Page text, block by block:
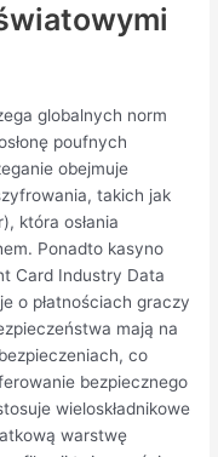
globalnych norm
poufnych
obejmuje
takich jak
która osłania
Ponadto kasyno
Card Industry Data
o płatnościach graczy
mają na
co
bezpiecznego
wieloskładnikowe
warstwę